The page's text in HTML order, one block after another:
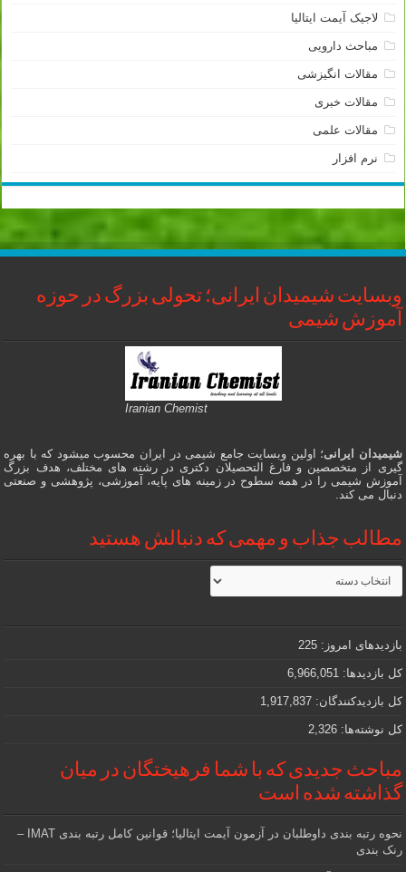
لاجیک آیمت ایتالیا
مباحث دارویی
مقالات انگیزشی
مقالات خبری
مقالات علمی
نرم افزار
وبسایت شیمیدان ایرانی؛ تحولی بزرگ در حوزه
آموزش شیمی
Iranian Chemist
شیمیدان ایرانی؛ اولین وبسایت جامع شیمی در ایران محسوب میشود که با بهره
گیری از متخصصین و فارغ التحصیلان دکتری در رشته های مختلف، هدف بزرگ
آموزش شیمی را در همه سطوح در زمینه های پایه، آموزشی، پژوهشی و صنعتی
دنبال می کند.
مطالب جذاب و مهمی که دنبالش هستید
مطالب
جذاب
و
که
دنبالش
هستید
بازدیدهای امروز: 225
کل بازدیدها: 6,966,051
کل بازدیدکنند‌گان: 1,917,837
کل نوشته‌ها: 2,326
مباحث جدیدی که با شما فرهیختگان در میان
گذاشته شده است
نحوه رتبه بندی داوطلبان در آزمون آیمت ایتالیا؛ قوانین کامل رتبه بندی IMAT –
رنک بندی